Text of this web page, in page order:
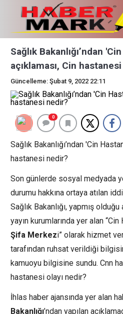
Sağlık Bakanlığı’ndan
açıklaması, Cin
Güncelleme: Şubat 9, 2022 22:11
0
Sağlık Bakanlığı’ndan 'Cin
hastanesi nedir?
Son günlerde sosyal medyada
durumu hakkına ortaya atılan
Sağlık Bakanlığı, yapmış
yayın kurumlarında yer alan
Şifa Merkezi” olarak hizmet
tarafından ruhsat verildiği
kamuoyu bilgisine sundu. Cnn
hastanesi olayı nedir?
İhlas haber ajansında yer alan
Bakanlığı’ndan yapılan